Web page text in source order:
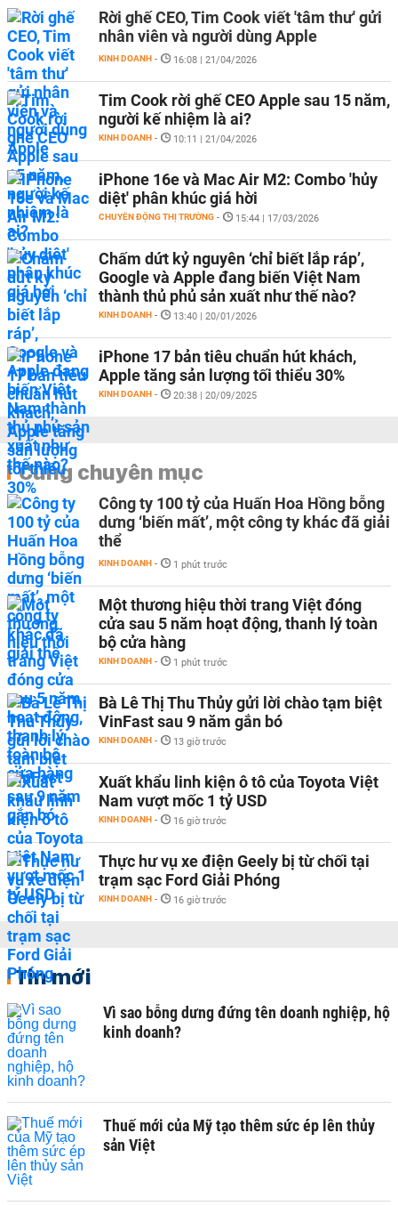
Rời ghế CEO, Tim Cook viết 'tâm thư' gửi
nhân viên và người dùng Apple
KINH DOANH - 16:08 | 21/04/2026
Tim Cook rời ghế CEO Apple sau 15 năm,
người kế nhiệm là ai?
KINH DOANH - 10:11 | 21/04/2026
iPhone 16e và Mac Air M2: Combo 'hủy
diệt' phân khúc giá hời
CHUYỂN ĐỘNG THỊ TRƯỜNG - 15:44 | 17/03/2026
Chấm dứt kỷ nguyên ‘chỉ biết lắp ráp’,
Google và Apple đang biến Việt Nam
thành thủ phủ sản xuất như thế nào?
KINH DOANH - 13:40 | 20/01/2026
iPhone 17 bản tiêu chuẩn hút khách,
Apple tăng sản lượng tối thiểu 30%
KINH DOANH - 20:38 | 20/09/2025
Cùng chuyên mục
Công ty 100 tỷ của Huấn Hoa Hồng bỗng
dưng ‘biến mất’, một công ty khác đã giải
thể
KINH DOANH - 1 phút trước
Một thương hiệu thời trang Việt đóng
cửa sau 5 năm hoạt động, thanh lý toàn
bộ cửa hàng
KINH DOANH - 1 phút trước
Bà Lê Thị Thu Thủy gửi lời chào tạm biệt
VinFast sau 9 năm gắn bó
KINH DOANH - 13 giờ trước
Xuất khẩu linh kiện ô tô của Toyota Việt
Nam vượt mốc 1 tỷ USD
KINH DOANH - 16 giờ trước
Thực hư vụ xe điện Geely bị từ chối tại
trạm sạc Ford Giải Phóng
KINH DOANH - 16 giờ trước
Tin mới
Vì sao bỗng dưng đứng tên doanh nghiệp, hộ
kinh doanh?
Thuế mới của Mỹ tạo thêm sức ép lên thủy
sản Việt